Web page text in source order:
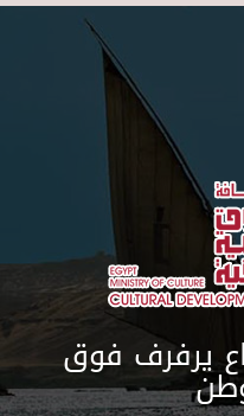
Skip to main content
يرفرف فوق